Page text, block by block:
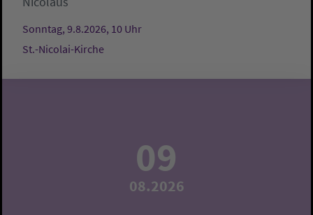
Sonntag, 9.8.2026, 10 Uhr
St.-Nicolai-Kirche
09
08.2026